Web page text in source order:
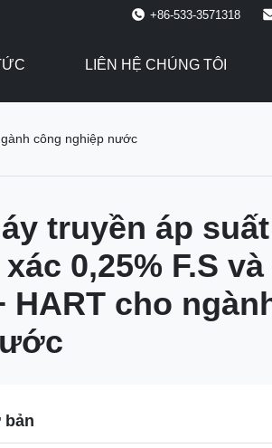
+86-533-3571318
LIÊN HỆ CHÚNG TÔI
công nghiệp nước
truyền áp
0,25% F.S
HART cho
bản